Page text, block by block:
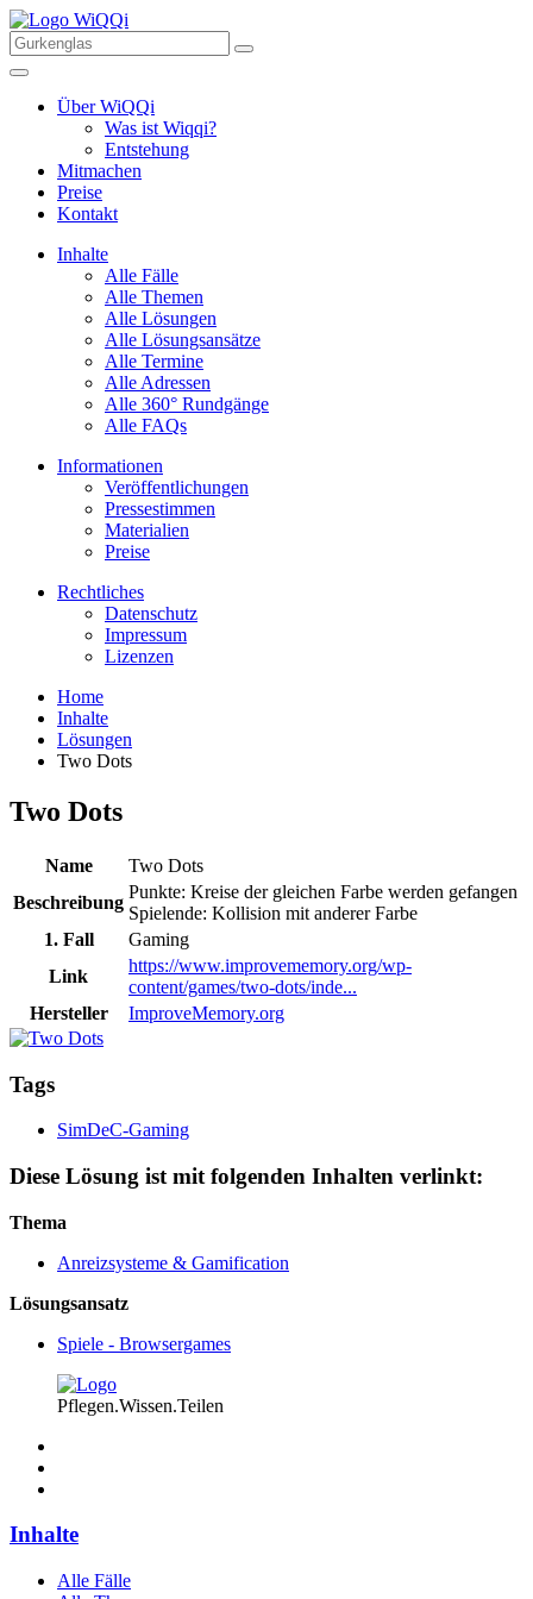
Über WiQQi
Was ist Wiqqi?
Entstehung
Mitmachen
Preise
Kontakt
Inhalte
Alle Fälle
Alle Themen
Alle Lösungen
Alle Lösungsansätze
Alle Termine
Alle Adressen
Alle 360° Rundgänge
Alle FAQs
Informationen
Veröffentlichungen
Pressestimmen
Materialien
Preise
Rechtliches
Datenschutz
Impressum
Lizenzen
Home
Inhalte
Lösungen
Two Dots
Two Dots
Name
Two Dots
Beschreibung
Punkte: Kreise der gleichen Farbe werden gefangen
Spielende: Kollision mit anderer Farbe
1. Fall
Gaming
Link
https://www.improvememory.org/wp-
content/games/two-dots/inde...
Hersteller
ImproveMemory.org
Tags
SimDeC-Gaming
Diese Lösung ist mit folgenden Inhalten verlinkt:
Thema
Anreizsysteme & Gamification
Lösungsansatz
Spiele - Browsergames
Pflegen.Wissen.Teilen
Inhalte
Alle Fälle